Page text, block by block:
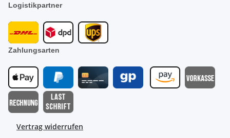
Logistikpartner
Zahlungsarten
Vertrag widerrufen